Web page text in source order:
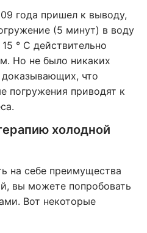
года пришел к выводу,
(5 минут) в воду
° C действительно
Но не было никаких
что
погружения приводят к
холодной
на себе преимущества
вы можете попробовать
Вот некоторые